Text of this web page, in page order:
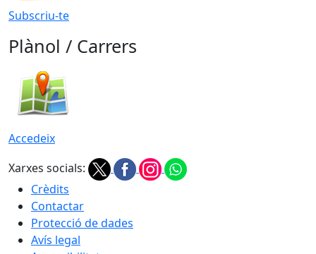
Subscriu-te
Plànol / Carrers
Accedeix
Xarxes socials:
Crèdits
Contactar
Protecció de dades
Avís legal